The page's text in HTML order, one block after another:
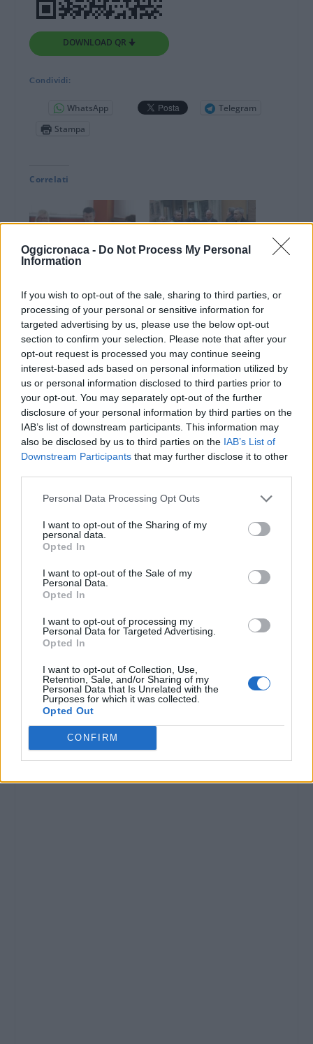
Oggicronaca - Do Not Process My Personal
Information
If you wish to opt-out of the sale, sharing to third parties, or
processing of your personal or sensitive information for
targeted advertising by us, please use the below opt-out
section to confirm your selection. Please note that after your
opt-out request is processed you may continue seeing
interest-based ads based on personal information utilized by
us or personal information disclosed to third parties prior to
your opt-out. You may separately opt-out of the further
disclosure of your personal information by third parties on the
IAB’s list of downstream participants. This information may
also be disclosed by us to third parties on the IAB’s List of
Downstream Participants that may further disclose it to other
Personal Data Processing Opt Outs
I want to opt-out of the Sharing of my
personal data.
Opted In
I want to opt-out of the Sale of my
Personal Data.
Opted In
I want to opt-out of processing my
Personal Data for Targeted Advertising.
Opted In
I want to opt-out of Collection, Use,
Retention, Sale, and/or Sharing of my
Personal Data that Is Unrelated with the
Purposes for which it was collected.
Opted Out
CONFIRM
DOWNLOAD QR 🠋
Condividi:
WhatsApp
Telegram
Stampa
Correlati
ALESSANDRIA: Amag
presidente Bianchi
annuncia un giro di
vite nei confronti dei
morosi
18 Aprile 2013
In "Alessandria"
assorbirà solo Tortona
perché quelli di Novi
ed Acqui rimangono in
funzione
27 Marzo 2013
In "Alessandria"
Non divulgato dall’Asl
spostamento della
dell'ortopedia
dall’ospedale di Novi a
Tortona
21 Maggio 2013
In "Novi-Acqui-Ovada"
CONDIVIDERE:
VALUTARE: